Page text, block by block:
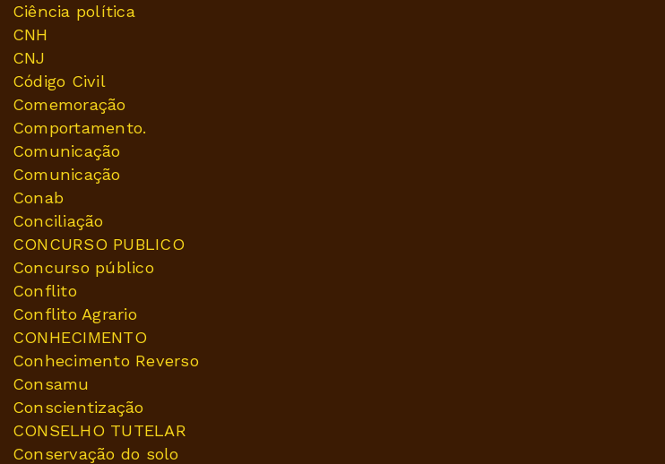
Ciência política
CNH
CNJ
Código Civil
Comemoração
Comportamento.
Comunicação
Comunicação
Conab
Conciliação
CONCURSO PUBLICO
Concurso público
Conflito
Conflito Agrario
CONHECIMENTO
Conhecimento Reverso
Consamu
Conscientização
CONSELHO TUTELAR
Conservação do solo